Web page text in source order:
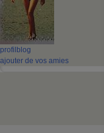
profil blog
ajouter de vos amies